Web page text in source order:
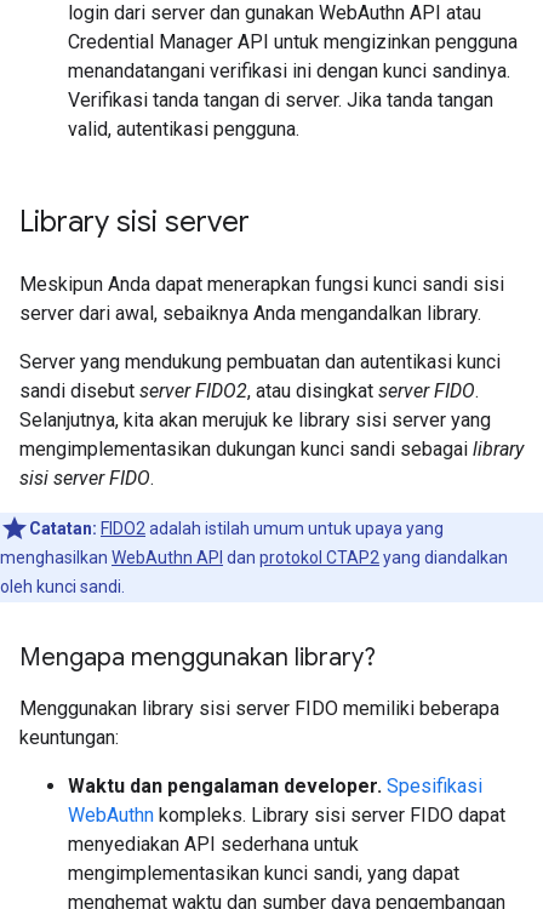
login dari server dan gunakan WebAuthn API atau
Credential Manager API untuk mengizinkan pengguna
menandatangani verifikasi ini dengan kunci sandinya.
Verifikasi tanda tangan di server. Jika tanda tangan
valid, autentikasi pengguna.
Library sisi server
Meskipun Anda dapat menerapkan fungsi kunci sandi sisi
server dari awal, sebaiknya Anda mengandalkan library.
Server yang mendukung pembuatan dan autentikasi kunci
sandi disebut server FIDO2, atau disingkat server FIDO.
Selanjutnya, kita akan merujuk ke library sisi server yang
mengimplementasikan dukungan kunci sandi sebagai library
sisi server FIDO.
Catatan: FIDO2 adalah istilah umum untuk upaya yang
menghasilkan WebAuthn API dan protokol CTAP2 yang diandalkan
oleh kunci sandi.
Mengapa menggunakan library?
Menggunakan library sisi server FIDO memiliki beberapa
keuntungan:
Waktu dan pengalaman developer. Spesifikasi
WebAuthn kompleks. Library sisi server FIDO dapat
menyediakan API sederhana untuk
mengimplementasikan kunci sandi, yang dapat
menghemat waktu dan sumber daya pengembangan